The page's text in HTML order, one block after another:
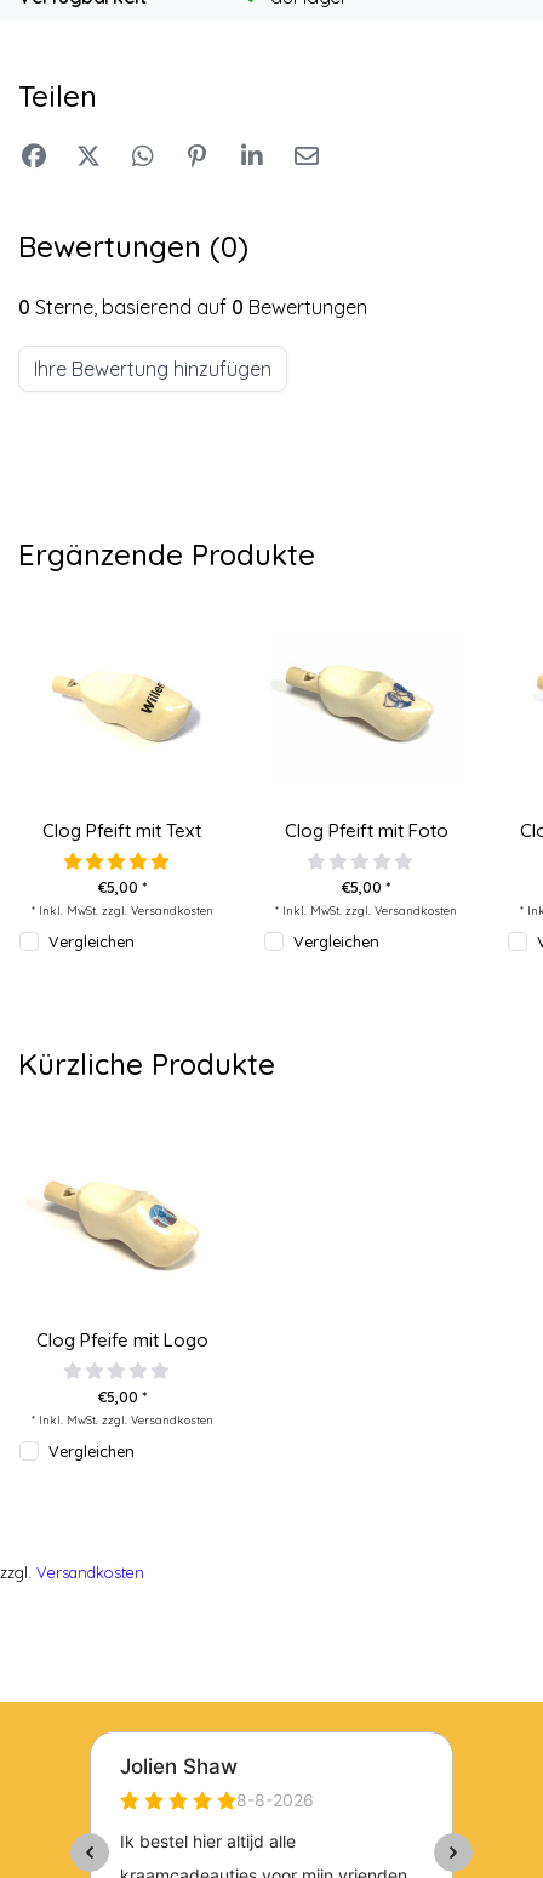
Teilen
Bewertungen (0)
0 Sterne, basierend auf 0 Bewertungen
Ihre Bewertung hinzufügen
Ergänzende Produkte
Clog Pfeift mit Text
€5,00 *
* Inkl. MwSt. zzgl. Versandkosten
Vergleichen
Clog Pfeift mit Foto
€5,00 *
* Inkl. MwSt. zzgl.Versandkosten
Vergleichen
*
Kürzliche Produkte
Clog Pfeife mit Logo
€5,00 *
* Inkl. MwSt. zzgl. Versandkosten
Vergleichen
zzgl. Versandkosten